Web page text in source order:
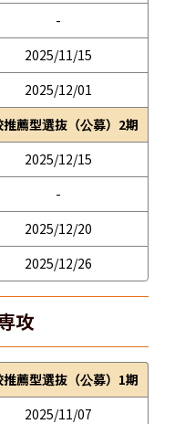
-
2025/11/15
2025/12/01
推薦型選抜（公募）2期
2025/12/15
-
2025/12/20
2025/12/26
攻
推薦型選抜（公募）1期
2025/11/07